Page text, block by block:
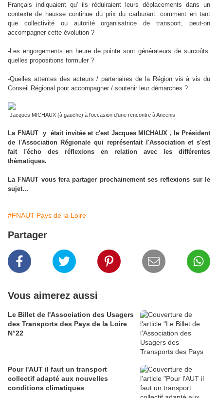
Français indiquaient qu' ils réduiraient leurs déplacements dans un
contexte de hausse continue du prix du carburant: comment en tant
que collectivité ou autorité organisatrice de transport, peut-on
accompagner cette évolution ?
-Les engorgements en heure de pointe sont générateurs de surcoûts:
quelles propositions formuler ?
-Quelles attentes des acteurs / partenaires de la Région vis à vis du
Conseil Régional pour accompagner / soutenir leur démarches ?
Jacques MICHAUX (à gauche) à l'occasion d'une rencontre à Ancenis
La FNAUT y était invitée et c'est Jacques MICHAUX , le Président
de l'Association Régionale qui représentait l'Association et s'est
fait l'écho des réflexions en relation avec les différentes
thématiques.
La FNAUT vous fera partager prochainement ses reflexions sur le
sujet...
#FNAUT Pays de la Loire
Partager
Vous aimerez aussi
Le Billet de l'Association des Usagers
des Transports des Pays de la Loire
N°22
Pour l'AUT il faut un transport
collectif adapté aux nouvelles
conditions climatiques